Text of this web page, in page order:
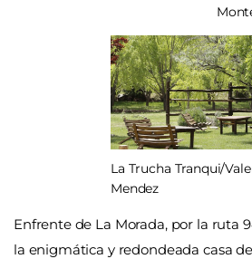
La Trucha Tranqui/
Mendez
Enfrente de La Morada, por la ruta
la enigmática y redondeada casa